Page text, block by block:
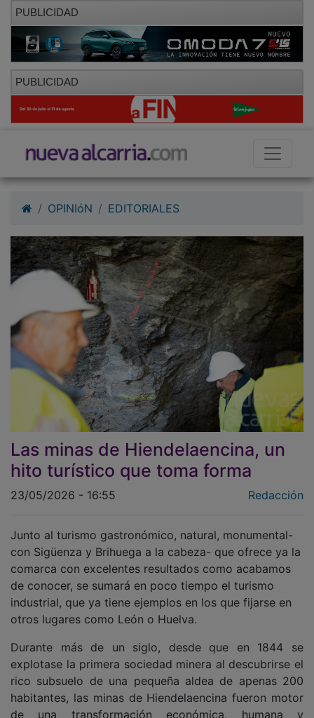
PUBLICIDAD
PUBLICIDAD
OPINIóN EDITORIALES
Las minas de Hiendelaencina, un
hito turístico que toma forma
23/05/2026 - 16:55 Redacción
Junto al turismo gastronómico, natural, monumental-
con Sigüenza y Brihuega a la cabeza- que ofrece ya la
comarca con excelentes resultados como acabamos
de conocer, se sumará en poco tiempo el turismo
industrial, que ya tiene ejemplos en los que fijarse en
otros lugares como León o Huelva.
Durante más de un siglo, desde que en 1844 se
explotase la primera sociedad minera al descubrirse el
rico subsuelo de una pequeña aldea de apenas 200
habitantes, las minas de Hiendelaencina fueron motor
de una transformación económica, humana y